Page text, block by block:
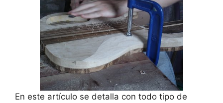
En este artículo se detalla con todo tipo de